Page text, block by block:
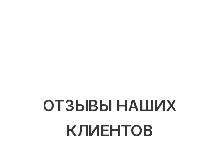
ОТЗЫВЫ НАШИХ
КЛИЕНТОВ